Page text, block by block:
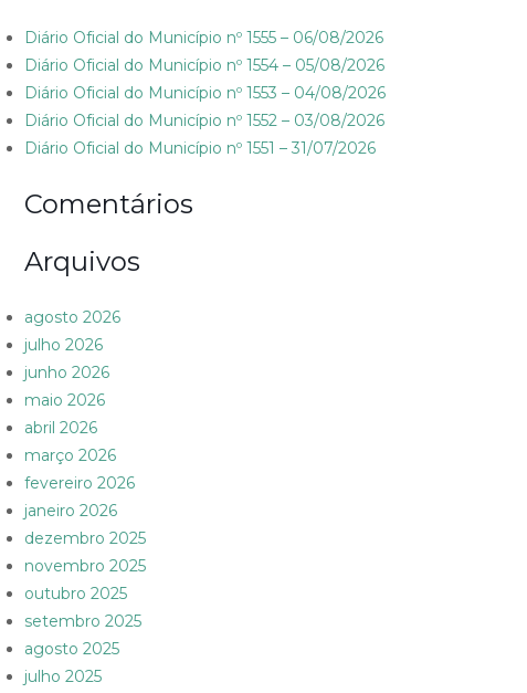
Diário Oficial do Município nº 1555 – 06/08/2026
Diário Oficial do Município nº 1554 – 05/08/2026
Diário Oficial do Município nº 1553 – 04/08/2026
Diário Oficial do Município nº 1552 – 03/08/2026
Diário Oficial do Município nº 1551 – 31/07/2026
Comentários
Arquivos
agosto 2026
julho 2026
junho 2026
maio 2026
abril 2026
março 2026
fevereiro 2026
janeiro 2026
dezembro 2025
novembro 2025
outubro 2025
setembro 2025
agosto 2025
julho 2025